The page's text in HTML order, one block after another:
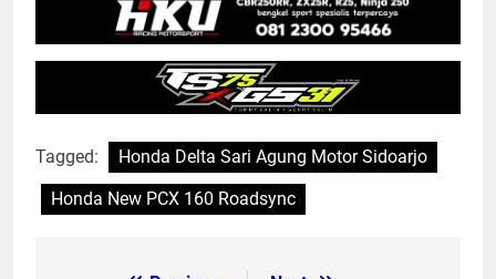
Tagged:
Honda Delta Sari Agung Motor Sidoarjo
Honda New PCX 160 Roadsync